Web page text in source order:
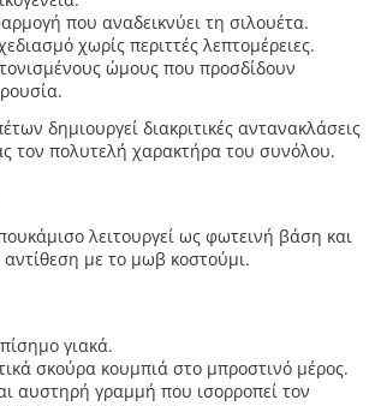
που αναδεικνύει τη σιλουέτα.
χωρίς περιττές λεπτομέρειες.
ώμους που προσδίδουν
δημιουργεί διακριτικές αντανακλάσεις
τον πολυτελή χαρακτήρα του συνόλου.
λειτουργεί ως φωτεινή βάση και
αντίθεση με το μωβ κοστούμι.
γιακά.
σκούρα κουμπιά στο μπροστινό μέρος.
αυστηρή γραμμή που ισορροπεί τον